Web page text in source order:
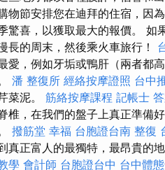
物節安排您在迪拜的住宿，因
驚喜，以獲取最大的報價。 如
長的周末，然後乘火車旅行！
愛，例如牙垢或鴨肝（兩者都
潘 整復所 經絡按摩證照 台中
菜泥。 筋絡按摩課程 記帳士
椎，在我們的盤子上真正準備
撥筋堂 幸福 台胞證台南 整復
真正富人的最獨特，最昂貴的
學 會計師 台胞證台中 台中體